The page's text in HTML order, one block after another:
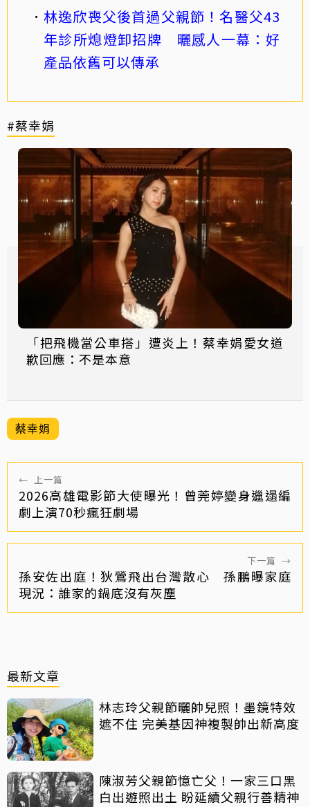
林逸欣喪父後首過父親節！名醫父43
年診所熄燈卸招牌 曬感人一幕：好
產品依舊可以傳承
#蔡幸娟
「把飛機當公車搭」遭炎上！蔡幸娟愛女道
歉回應：不是本意
蔡幸娟
← 上一篇
2026高雄電影節大使曝光！曾莞婷變身邋遢編
劇上演70秒瘋狂劇場
下一篇 →
孫安佐出庭！狄鶯飛出台灣散心 孫鵬曝家庭
現況：誰家的鍋底沒有灰塵
最新文章
林志玲父親節曬帥兒照！墨鏡特效
遮不住 完美基因神複製帥出新高度
陳淑芳父親節憶亡父！一家三口黑
白出遊照出土 盼延續父親行善精神